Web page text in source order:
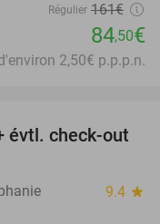
Régulier 161€
84,50€
2,50€ p.p.p.n.
35%
évtl. check-out
9.4 star